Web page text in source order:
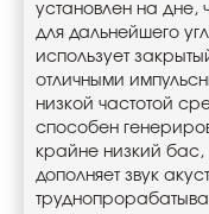
установлен на дне,
для дальнейшего
использует
отличными
низкой частотой
способен
крайне низкий бас,
дополняет звук